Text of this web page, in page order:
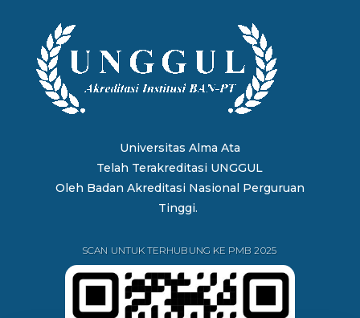
Universitas Alma Ata
Telah Terakreditasi UNGGUL
Oleh Badan Akreditasi Nasional Perguruan
Tinggi.
SCAN UNTUK TERHUBUNG KE PMB 2025